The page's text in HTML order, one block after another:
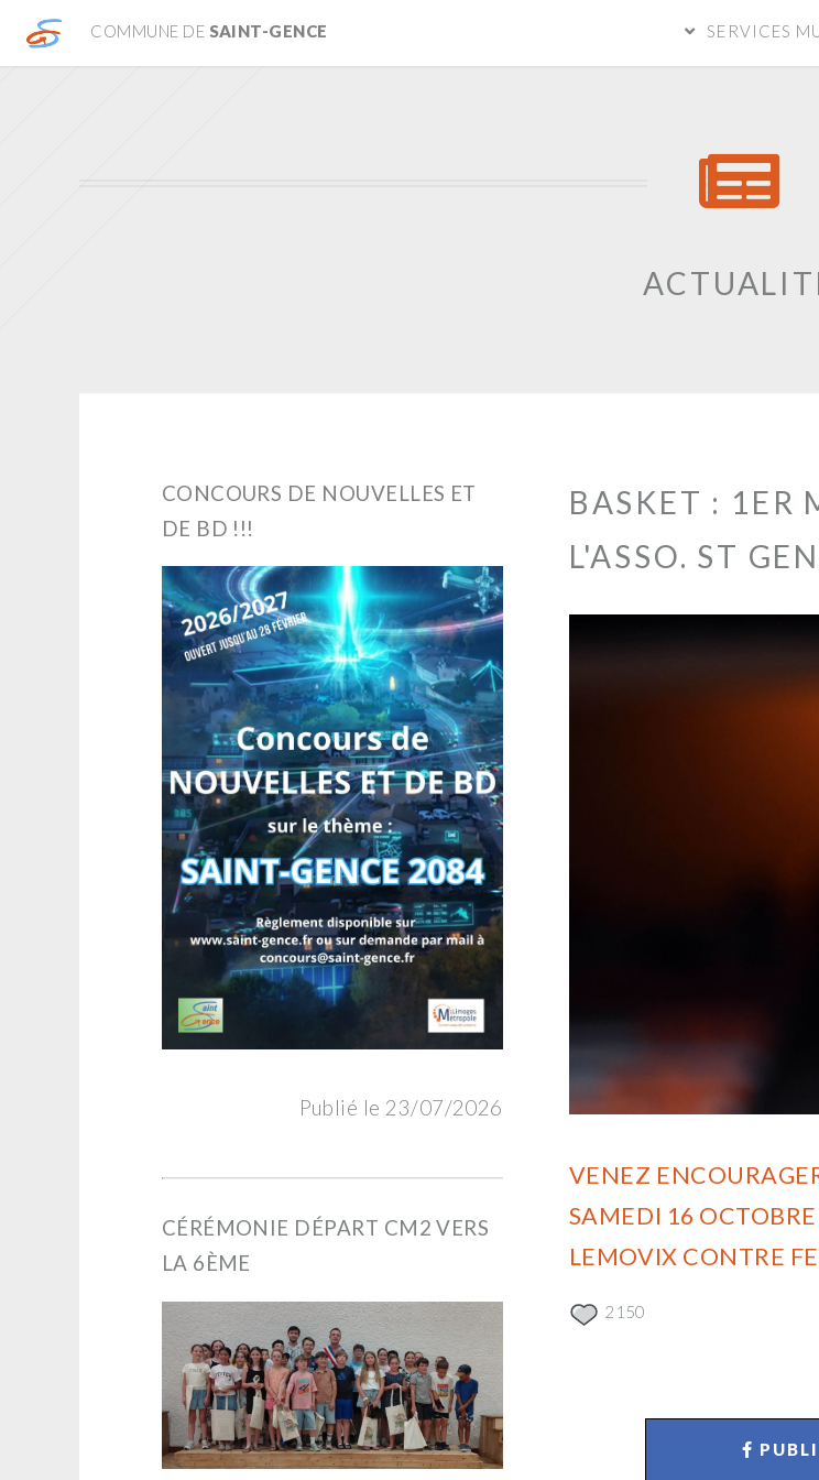
COMMUNE DE SAINT-GENCE SERVICES
CONCOURS DE NOUVELLES ET
DE BD !!!
Publié le 23/07/2026
CÉRÉMONIE DÉPART CM2 VERS
LA 6ÈME
BASKET : 1ER
L'ASSO. ST
VENEZ
SAMEDI 16
LEMOVIX CONTRE
2150